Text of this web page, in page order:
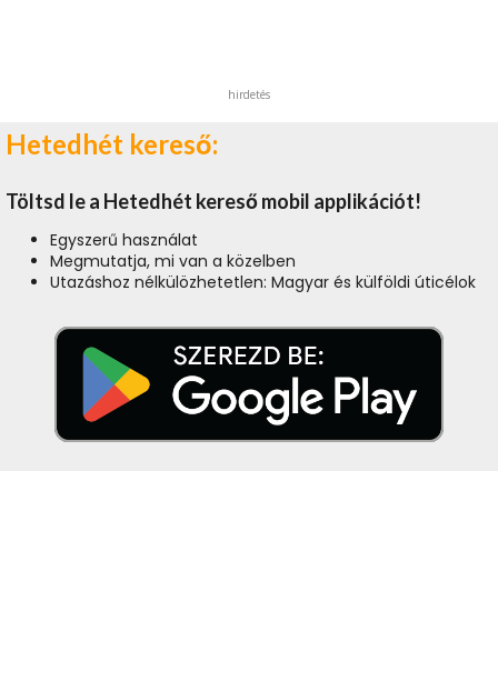
hirdetés
Hetedhét kereső:
Töltsd le a Hetedhét kereső mobil applikációt!
Egyszerű használat
Megmutatja, mi van a közelben
Utazáshoz nélkülözhetetlen: Magyar és külföldi úticélok